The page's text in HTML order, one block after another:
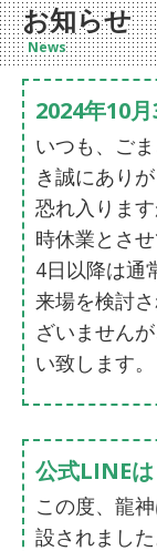
お知らせ
News
2024年10
いつも、ご
き誠にあり
恐れ入りま
時休業とさせ
4日以降は通
来場を検討
ざいません
い致します。
公式LINE
この度、龍
設されました